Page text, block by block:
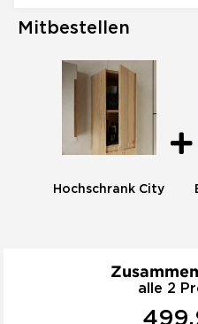
Mitbestellen
Hochschrank City
alle 2